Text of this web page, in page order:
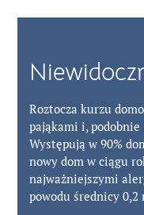
Roztocza kurzu
pająkami i,
Występują w 90%
nowy dom w ciągu
najważniejszymi
powodu średnicy